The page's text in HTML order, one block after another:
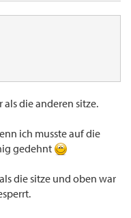
die anderen sitze.
ich musste auf die
gedehnt
die sitze und oben war